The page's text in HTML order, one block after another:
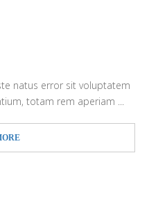
natus error sit voluptatem
totam rem aperiam ...